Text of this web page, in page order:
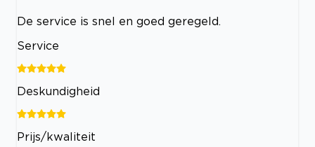
De service is snel en goed geregeld.
Service
Deskundigheid
Prijs/kwaliteit